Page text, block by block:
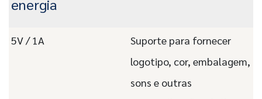
energia
5V / 1A
Suporte para fornecer
logotipo, cor, embalagem,
sons e outras